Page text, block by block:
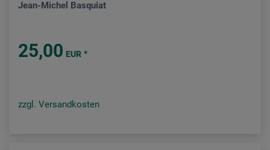
Jean-Michel Basquiat
25,00 EUR *
zzgl. Versandkosten